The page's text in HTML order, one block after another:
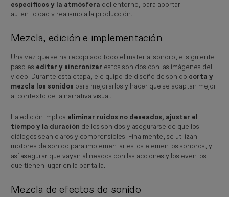
específicos y la atmósfera del entorno, para aportar
autenticidad y realismo a la producción.
Mezcla, edición e implementación
Una vez que se ha recopilado todo el material sonoro, el siguiente
paso es editar y sincronizar estos sonidos con las imágenes del
video. Durante esta etapa, ele quipo de diseño de sonido corta y
mezcla los sonidos para mejorarlos y hacer que se adaptan mejor
al contexto de la narrativa visual.
La edición implica eliminar ruidos no deseados, ajustar el
tiempo y la duración de los sonidos y asegurarse de que los
diálogos sean claros y comprensibles. Finalmente, se utilizan
motores de sonido para implementar estos elementos sonoros, y
así asegurar que vayan alineados con las acciones y los eventos
que tienen lugar en la pantalla.
Mezcla de efectos de sonido